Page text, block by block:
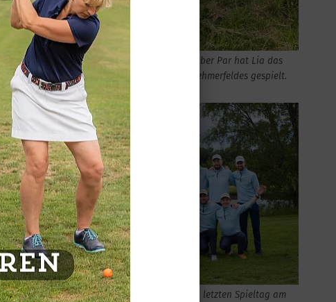
Mit einer herausragenden Runde von 3 über Par hat Lia das
beste Tagesergebnis des gesamten Teilnehmerfeldes gespielt.
Die Herren blicken zuversichtlich auf den letzten Spieltag am